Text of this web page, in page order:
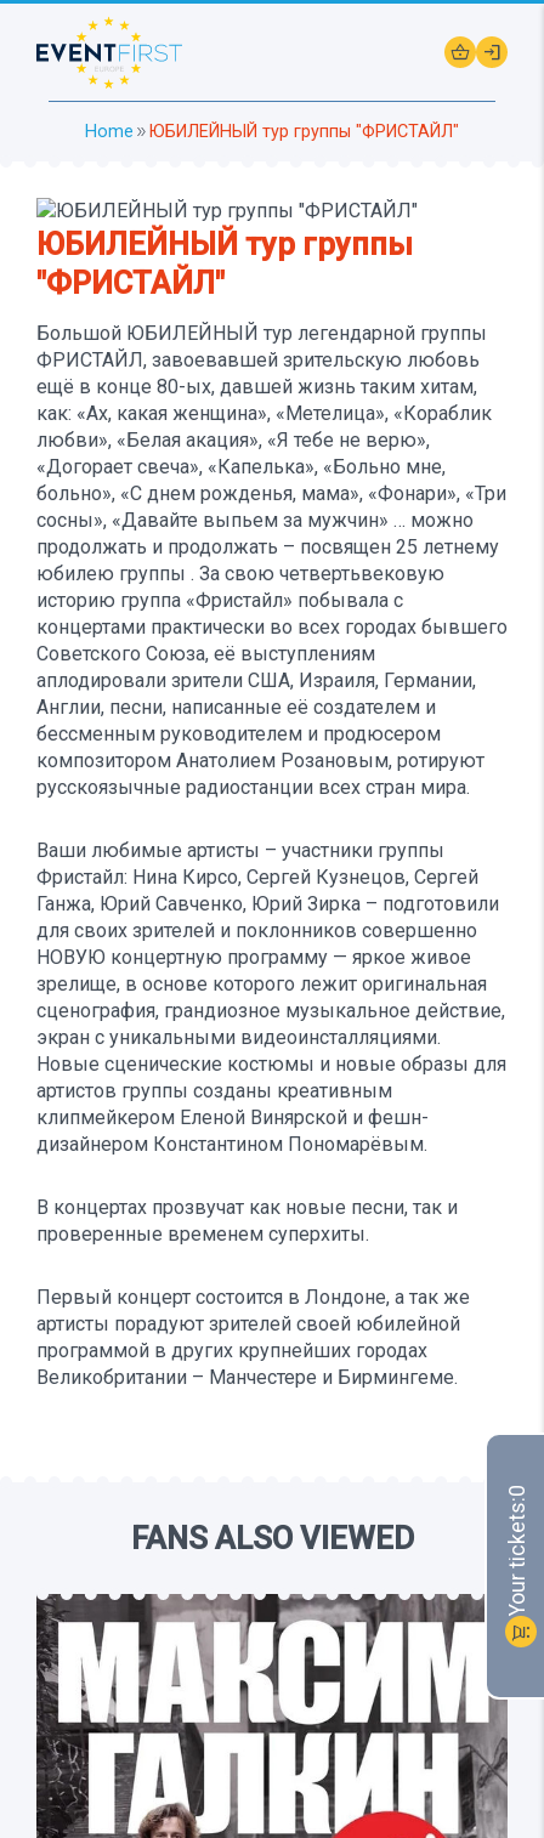
shopping_basket login
Home double_arrow ЮБИЛЕЙНЫЙ тур группы "ФРИСТАЙЛ"
ЮБИЛЕЙНЫЙ тур группы
"ФРИСТАЙЛ"
Большой ЮБИЛЕЙНЫЙ тур легендарной группы
ФРИСТАЙЛ, завоевавшей зрительскую любовь
ещё в конце 80-ых, давшей жизнь таким хитам,
как: «Ах, какая женщина», «Метелица», «Кораблик
любви», «Белая акация», «Я тебе не верю»,
«Догорает свеча», «Капелька», «Больно мне,
больно», «С днем рожденья, мама», «Фонари», «Три
сосны», «Давайте выпьем за мужчин» … можно
продолжать и продолжать – посвящен 25 летнему
юбилею группы . За свою четвертьвековую
историю группа «Фристайл» побывала с
концертами практически во всех городах бывшего
Советского Союза, её выступлениям
аплодировали зрители США, Израиля, Германии,
Англии, песни, написанные её создателем и
бессменным руководителем и продюсером
композитором Анатолием Розановым, ротируют
русскоязычные радиостанции всех стран мира.
Ваши любимые артисты – участники группы
Фристайл: Нина Кирсо, Сергей Кузнецов, Сергей
Ганжа, Юрий Савченко, Юрий Зирка – подготовили
для своих зрителей и поклонников совершенно
НОВУЮ концертную программу — яркое живое
зрелище, в основе которого лежит оригинальная
сценография, грандиозное музыкальное действие,
экран с уникальными видеоинсталляциями.
Новые сценические костюмы и новые образы для
артистов группы созданы креативным
клипмейкером Еленой Винярской и фешн-
дизайнером Константином Пономарёвым.
В концертах прозвучат как новые песни, так и
проверенные временем суперхиты.
Первый концерт состоится в Лондоне, а так же
артисты порадуют зрителей своей юбилейной
программой в других крупнейших городах
Великобритании – Манчестерe и Бирмингемe.
FANS ALSO VIEWED
shopping_cart
Your tickets:
0